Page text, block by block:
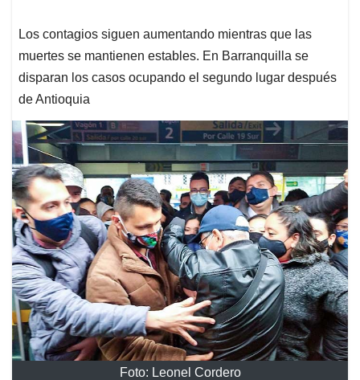
Los contagios siguen aumentando mientras que las
muertes se mantienen estables. En Barranquilla se
disparan los casos ocupando el segundo lugar después
de Antioquia
Foto: Leonel Cordero